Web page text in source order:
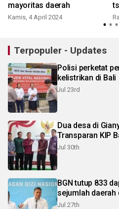
mayoritas daerah
Kamis, 4 April 2024
Terpopuler - Updates
Polisi perketat
kelistrikan di Bali
Jul 23rd
Dua desa di
Transparan KIP
Jul 30th
BGN tutup 833
sejumlah daerah
Jul 27th